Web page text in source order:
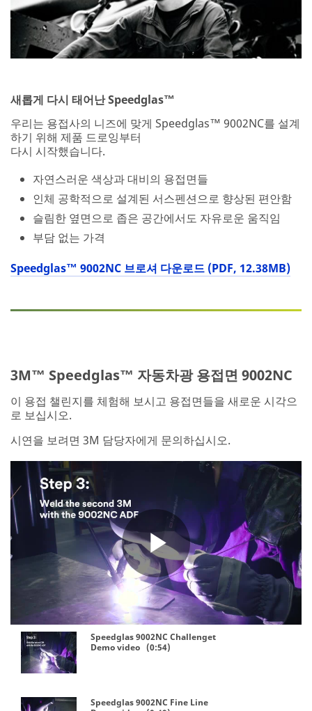
새롭게 다시 태어난 Speedglas™
우리는 용접사의 니즈에 맞게 Speedglas™ 9002NC를 설계
하기 위해 제품 드로잉부터
다시 시작했습니다.
자연스러운 색상과 대비의 용접면들
인체 공학적으로 설계된 서스펜션으로 향상된 편안함
슬림한 옆면으로 좁은 공간에서도 자유로운 움직임
부담 없는 가격
Speedglas™ 9002NC 브로셔 다운로드 (PDF, 12.38MB)
3M™ Speedglas™ 자동차광 용접면 9002NC
이 용접 챌린지를 체험해 보시고 용접면들을 새로운 시각으
로 보십시오.
시연을 보려면 3M 담당자에게 문의하십시오.
Play
Video
Speedglas 9002NC Challenget
Demo video (0:54)
Speedglas 9002NC Fine Line